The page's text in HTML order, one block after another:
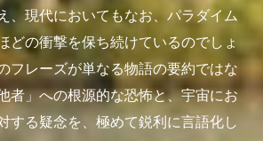
、現代においてもなお、パラダイム
どの衝撃を保ち続けているのでしょ
フレーズが単なる物語の要約ではな
者」への根源的な恐怖と、宇宙にお
する疑念を、極めて鋭利に言語化し